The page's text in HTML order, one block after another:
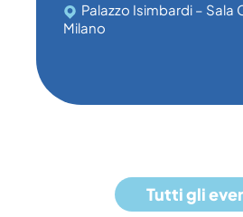
Palazzo Isimbardi – Sala
Milano
Tutti gli